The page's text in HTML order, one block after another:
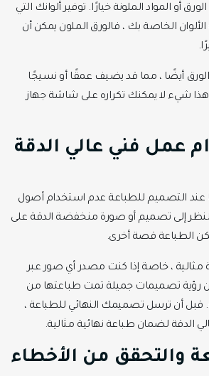
أو المواد الملونة خيارًا. توفير ألوانك التي
الخاصة بك ، فالورق الملون يمكن أن
أيضًا ، مما قد يضيف عمقًا أو نسيجًا
هذا شيء لا يمكنك تكراره على شاشة جهاز
عمل فني عالي الدقة
عند التصميم للطباعة عدم استخدام أصول
النظر إلى تصميم أو صورة منخفضة الدقة على
الطباعة قصة أخرى.
مثالية ، خاصة إذا كنت مصدر أي صور عبر
من رؤية تصميمات جميلة تمت طباعتها من
أن ترسل تصميمك النهائي للطباعة ،
الدقة لضمان طباعة نهائية مثالية.
والتحقق من الأخطاء